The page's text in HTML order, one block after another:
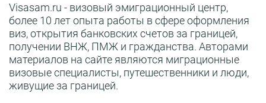
Visasam.ru - визовый эмиграционный центр,
более 10 лет опыта работы в сфере оформления
виз, открытия банковских счетов за границей,
получении ВНЖ, ПМЖ и гражданства. Авторами
материалов на сайте являются миграционные
визовые специалисты, путешественники и люди,
живущие за границей.